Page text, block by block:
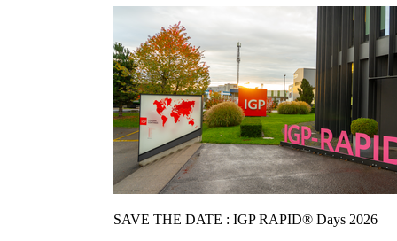
SAVE THE DATE : IGP RAPID® Days 2026